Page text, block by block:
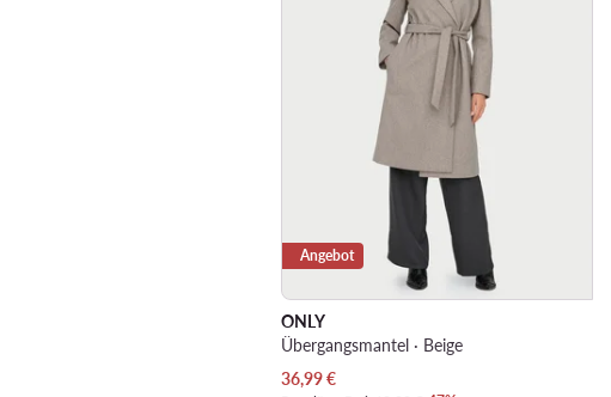
Angebot
ONLY
Übergangsmantel · Beige
Aktueller Preis
36,99€